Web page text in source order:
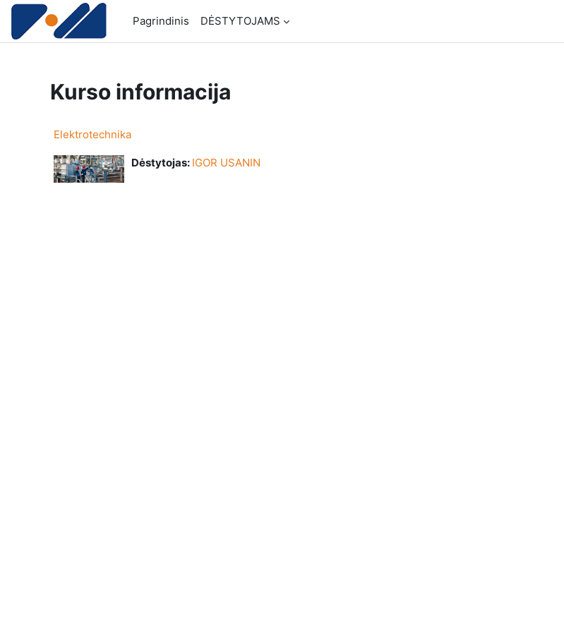
Pereiti į pagrindinį turinį
Pagrindinis
DĖSTYTOJAMS
Kurso informacija
Elektrotechnika
Dėstytojas: IGOR USANIN